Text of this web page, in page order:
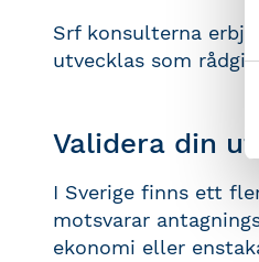
Srf konsulterna
utvecklas som
Validera din
I Sverige finns ett
motsvarar
ekonomi eller